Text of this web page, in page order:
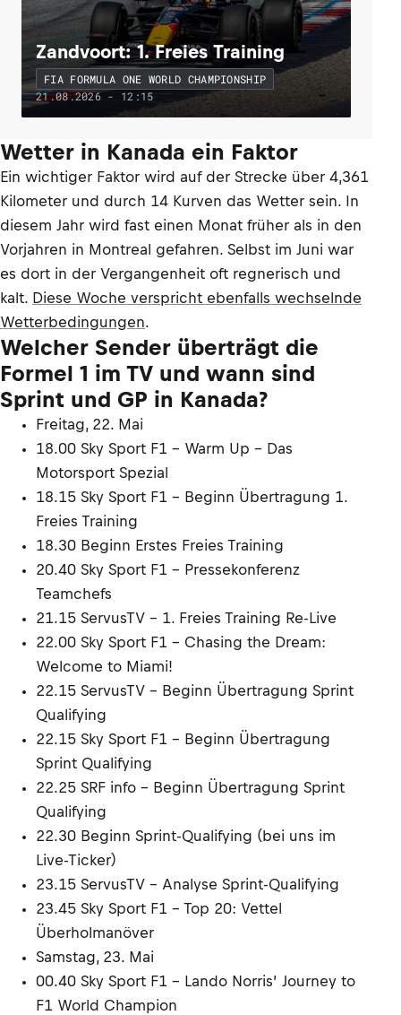
Zandvoort: 1. Freies Training
FIA FORMULA ONE WORLD CHAMPIONSHIP
21.08.2026 - 12:15
Wetter in Kanada ein Faktor
Ein wichtiger Faktor wird auf der Strecke über 4,361
Kilometer und durch 14 Kurven das Wetter sein. In
diesem Jahr wird fast einen Monat früher als in den
Vorjahren in Montreal gefahren. Selbst im Juni war
es dort in der Vergangenheit oft regnerisch und
kalt. Diese Woche verspricht ebenfalls wechselnde
Wetterbedingungen.
Welcher Sender überträgt die
Formel 1 im TV und wann sind
Sprint und GP in Kanada?
Freitag, 22. Mai
18.00 Sky Sport F1 – Warm Up - Das
Motorsport Spezial
18.15 Sky Sport F1 – Beginn Übertragung 1.
Freies Training
18.30 Beginn Erstes Freies Training
20.40 Sky Sport F1 – Pressekonferenz
Teamchefs
21.15 ServusTV – 1. Freies Training Re-Live
22.00 Sky Sport F1 – Chasing the Dream:
Welcome to Miami!
22.15 ServusTV – Beginn Übertragung Sprint
Qualifying
22.15 Sky Sport F1 – Beginn Übertragung
Sprint Qualifying
22.25 SRF info – Beginn Übertragung Sprint
Qualifying
22.30 Beginn Sprint-Qualifying (bei uns im
Live-Ticker)
23.15 ServusTV – Analyse Sprint-Qualifying
23.45 Sky Sport F1 – Top 20: Vettel
Überholmanöver
Samstag, 23. Mai
00.40 Sky Sport F1 – Lando Norris’ Journey to
F1 World Champion